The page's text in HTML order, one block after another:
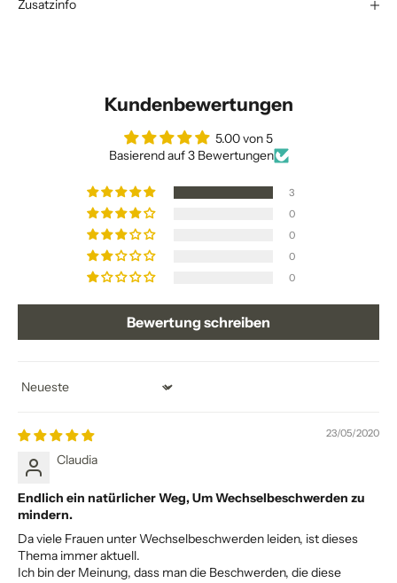
Zusatzinfo
Kundenbewertungen
5.00 von 5
Basierend auf 3 Bewertungen
3
0
0
0
0
Bewertung schreiben
Sort by
23/05/2020
Claudia
Endlich ein natürlicher Weg, Um Wechselbeschwerden zu
mindern.
Da viele Frauen unter Wechselbeschwerden leiden, ist dieses
Thema immer aktuell.
Ich bin der Meinung, dass man die Beschwerden, die diese